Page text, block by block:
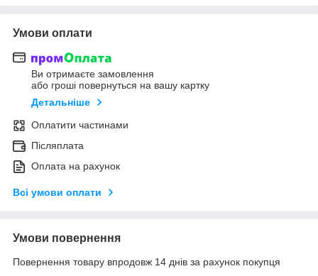
Умови оплати
Ви отримаєте замовлення
або гроші повернуться на вашу картку
Детальніше
Оплатити частинами
Післяплата
Оплата на рахунок
Всі умови оплати
Умови повернення
Повернення товару впродовж 14 днів за рахунок покупця